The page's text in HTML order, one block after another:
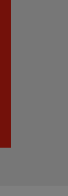
dafür ein,
bauen und